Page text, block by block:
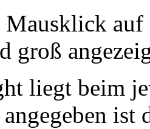
Mausklick
groß
liegt beim
ist